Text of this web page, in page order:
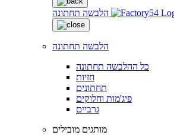
הלבשה תחתונה
הלבשה תחתונה
כל ההלבשה תחתונה
חזיות
תחתונים
פיג'מות וחלוקים
גרביים
מותגים מובילים